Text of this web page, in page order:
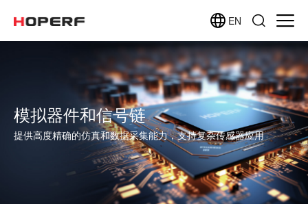
EN
模拟器件和信号链
提供高度精确的仿真和数据采集能力，支持复杂传感器应用